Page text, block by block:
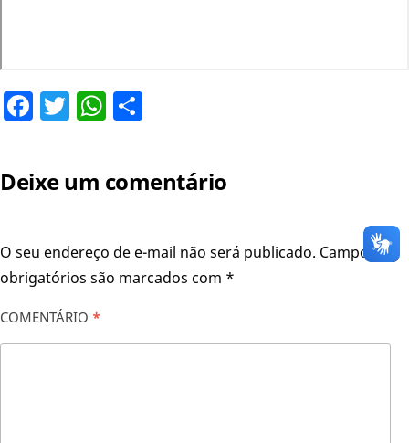
Facebook
TwitterWhatsApp
Deixe um comentário
O seu endereço de e-mail não será publicado. Campos
obrigatórios são marcados com *
COMENTÁRIO *